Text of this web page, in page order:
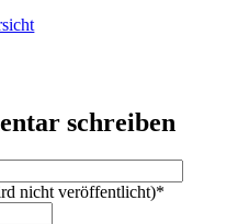
schreiben
nicht veröffentlicht)*